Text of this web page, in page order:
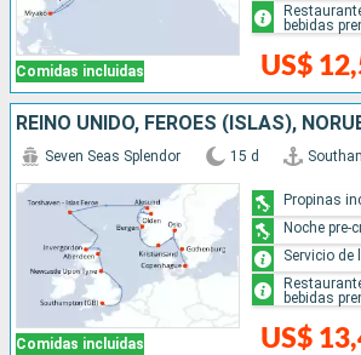
Comidas incluidas US$
bebidas
Comidas incluidas
Seven Seas Splendor 15 d
US$
Propinas
Noche pre-
Servicio de
bebidas